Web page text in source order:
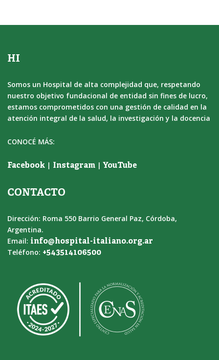
HI
Somos un Hospital de alta complejidad que, respetando
nuestro objetivo fundacional de entidad sin fines de lucro,
estamos comprometidos con una gestión de calidad en la
atención integral de la salud, la investigación y la docencia
CONOCÉ MÁS:
Facebook | Instagram |YouTube
CONTACTO
Dirección: Roma 550 Barrio General Paz, Córdoba,
Argentina.
Email: info@hospital-italiano.org.ar
Teléfono: +543514106500